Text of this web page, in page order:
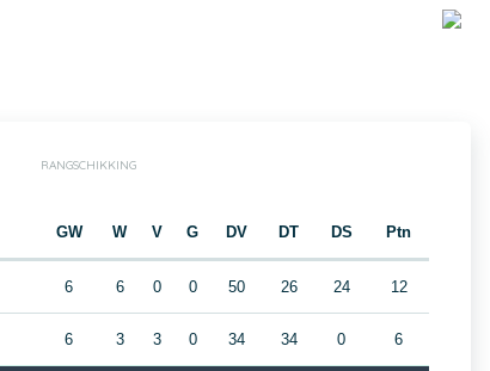
RANGSCHIKKING
GW W V G DV DT DS Ptn
6 6 0 0 50 26 24 12
6 3 3 0 34 34 0 6